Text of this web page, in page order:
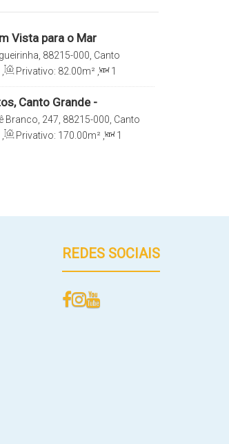
Vista para o Mar
88215-000, Canto
BrasilPrivativo: 82 .00m²
1
Canto Grande -
Branco, 247, 88215-000, Canto
BrasilPrivativo: 170 .00m²
1
REDES SOCIAIS